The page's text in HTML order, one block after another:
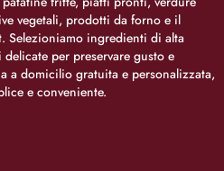
vegetali, prodotti da forno e il
Selezioniamo ingredienti di alta
per preservare gusto e
a domicilio gratuita e personalizzata,
e conveniente.